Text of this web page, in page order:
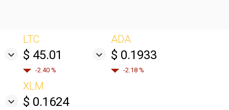
LTC
$ 45.01
-2.40 %
ADA
$ 0.1933
-2.18 %
XLM
$ 0.1624